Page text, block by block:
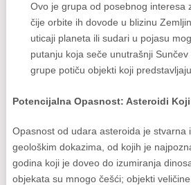
Ovo je grupa od posebnog interesa
čije orbite ih dovode u blizinu
uticaji planeta ili sudari u pojasu
putanju koja seče unutrašnji
grupe potiču objekti koji
Potencijalna Opasnost: Asteroidi Koji
Opasnost od udara asteroida je stvarna
geološkim dokazima, od kojih je
godina koji je doveo do izumiranja
objekata su mnogo češći; objekti